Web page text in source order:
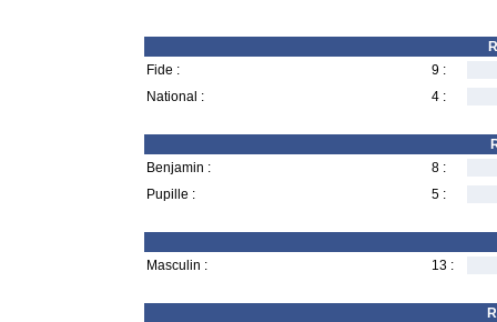
Fide :
9 :
National :
4 :
Benjamin :
8 :
Pupille :
5 :
Masculin : 13 :